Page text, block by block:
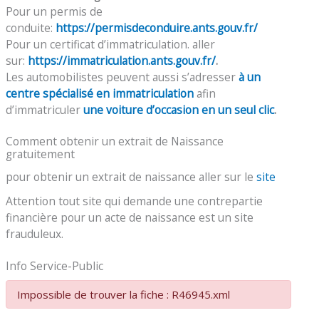
Pour un permis de
conduite: https://permisdeconduire.ants.gouv.fr/
Pour un certificat d’immatriculation. aller
sur: https://immatriculation.ants.gouv.fr/.
Les automobilistes peuvent aussi s’adresserà un
centre spécialisé en immatriculationafin
d’immatriculerune voiture d’occasion en un seul clic.
Comment obtenir un extrait de Naissance
gratuitement
pour obtenir un extrait de naissance aller sur le site
Attention tout site qui demande une contrepartie
financière pour un acte de naissance est un site
frauduleux.
Info Service-Public
Impossible de trouver la fiche : R46945.xml